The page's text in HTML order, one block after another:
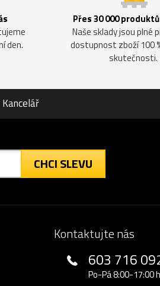
den.
Přes 30 000
Naše sklady jsou plné
dostupnost zboží 100
skutečnosti.
Kancelář
CHCI SLEVU
Kontaktujte nás
603 716
Po-Pá 8:00-17:00